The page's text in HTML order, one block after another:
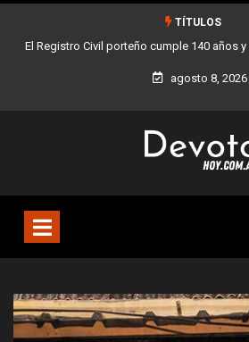
TÍTULOS
servicios Buenos Aires sumó 12 nuevos Bares
la Ciudad
agosto 8, 2026